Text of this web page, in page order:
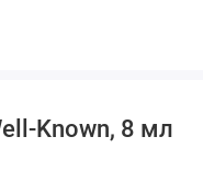
Known, 8 мл